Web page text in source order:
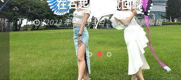
券 呼籲做好登革熱防疫
2023 年 9 月 23 日 編輯:總編輯